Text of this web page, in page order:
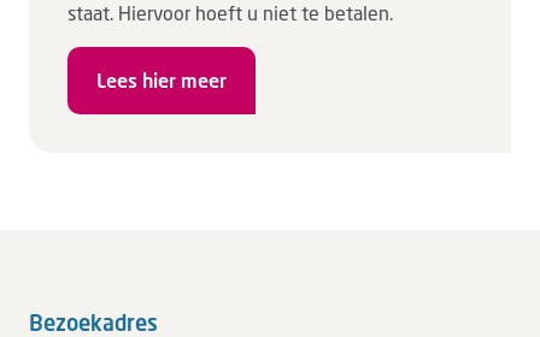
staat. Hiervoor hoeft u niet te betalen.
Lees hier meer
Bezoekadres